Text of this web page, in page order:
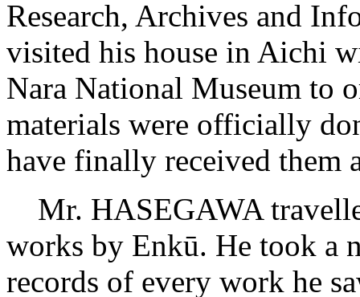
Research, Archives and
visited his house in Aichi
Nara National Museum to
materials were officially
have finally received them
Mr. HASEGAWA
works by Enkū. He took a
records of every work he